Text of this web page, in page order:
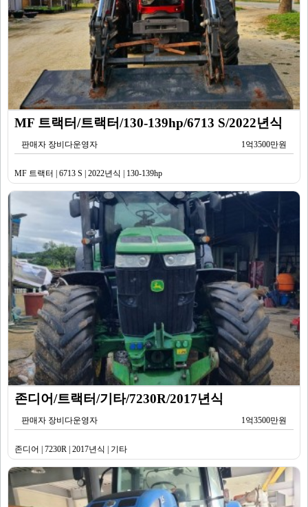
MF 트랙터/트랙터/130-139hp/6713 S/2022년식
판매자 장비다운영자 1억3500만원
MF 트랙터 | 6713 S | 2022년식 | 130-139hp
존디어/트랙터/기타/7230R/2017년식
판매자 장비다운영자 1억3500만원
존디어 | 7230R | 2017년식 | 기타